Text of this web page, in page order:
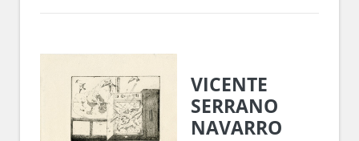
VICENTE
SERRANO
NAVARRO